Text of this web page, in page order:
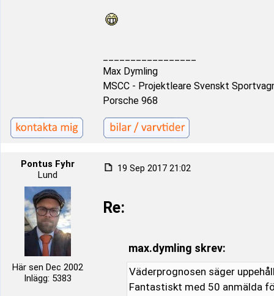
Max Dymling
MSCC - Projektleare Svenskt
Porsche 968
Pontus Fyhr
Lund
Här sen Dec 2002
Inlägg: 5383
19 Sep 2017 21:02
Re:
max.dymling skrev:
Väderprognosen säger
Fantastiskt med 50 anmälda